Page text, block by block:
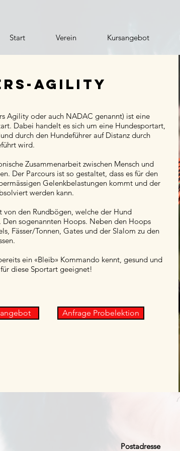
Start Verein Kursangebot
Agility
Agility oder auch NADAC genannt) ist eine
Dabei handelt es sich um eine Hundesportart,
durch den Hundeführer auf Distanz durch
wird.
Zusammenarbeit zwischen Mensch und
Der Parcours ist so gestaltet, dass es für den
Gelenkbelastungen kommt und der
werden kann.
von den Rundbögen, welche der Hund
Den sogenannten Hoops. Neben den Hoops
Fässer/Tonnen, Gates und der Slalom zu den
ein «Bleib» Kommando kennt, gesund und
diese Sportart geeignet!
Anfrage Probelektion
Postadresse